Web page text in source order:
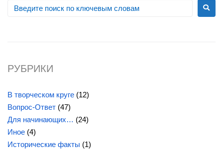
РУБРИКИ
В творческом круге (12)
Вопрос-Ответ (47)
Для начинающих… (24)
Иное (4)
Исторические факты (1)